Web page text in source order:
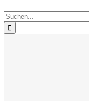
Suche
nach: